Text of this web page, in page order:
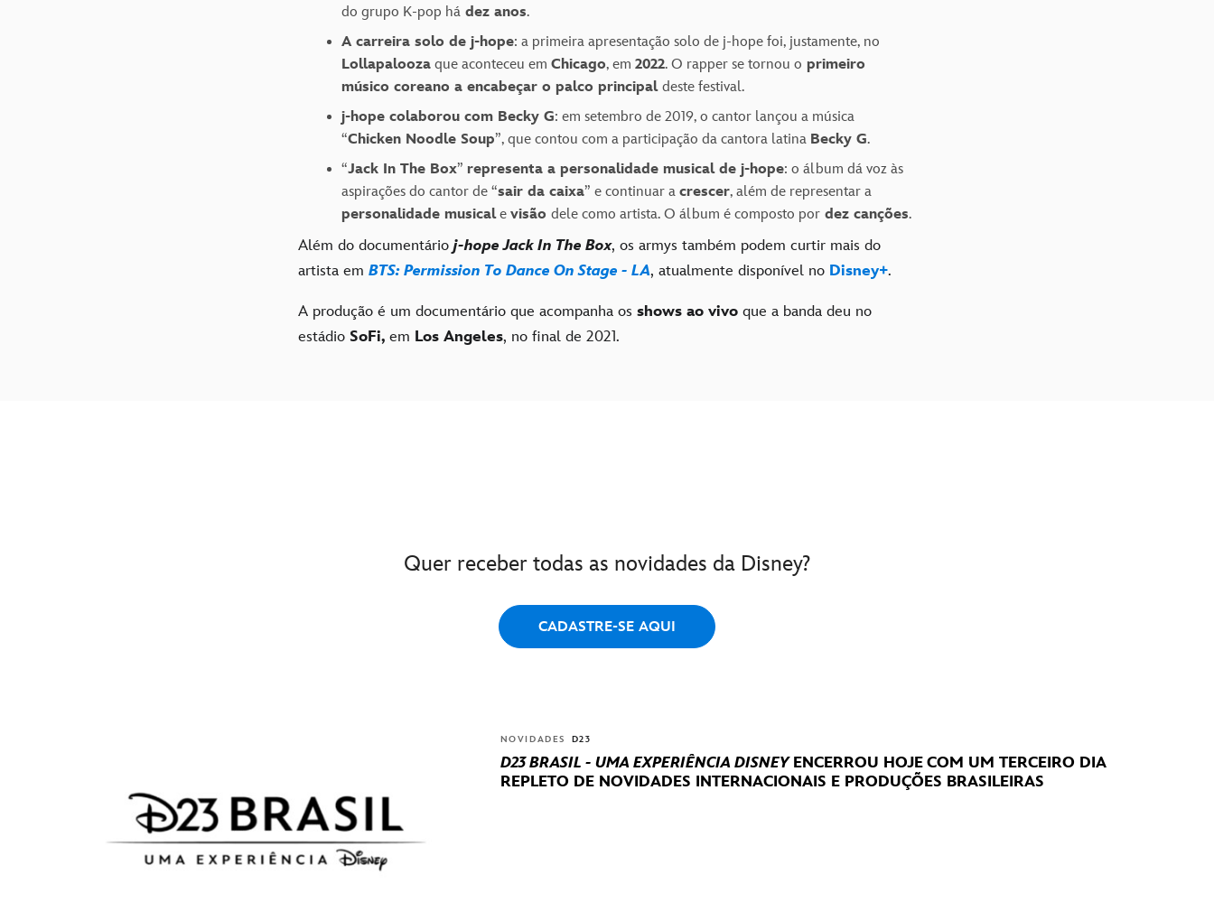
do grupo K-pop há dez anos.
A carreira solo de j-hope: a primeira apresentação solo de j-hope foi, justamente, no
Lollapalooza que aconteceu em Chicago, em 2022. O rapper se tornou o primeiro
músico coreano a encabeçar o palco principal deste festival.
j-hope colaborou com Becky G: em setembro de 2019, o cantor lançou a música
“Chicken Noodle Soup”, que contou com a participação da cantora latina Becky G.
“Jack In The Box” representa a personalidade musical de j-hope: o álbum dá voz às
aspirações do cantor de “sair da caixa” e continuar a crescer, além de representar a
personalidade musicale visão dele como artista. O álbum é composto por dez canções.
Além do documentárioj-hope Jack In The Box, os armys também podem curtir mais do
artista em BTS: Permission To Dance On Stage - LA, atualmente disponível no Disney+.
A produção é um documentário que acompanha os shows ao vivo que a banda deu no
estádio SoFi, em Los Angeles, no final de 2021.
Quer receber todas as novidades da Disney?
CADASTRE-SE AQUI
NOVIDADES D23
D23 BRASIL - UMA EXPERIÊNCIA DISNEYENCERROU HOJE COM UM TERCEIRO DIA
REPLETO DE NOVIDADES INTERNACIONAIS E PRODUÇÕES BRASILEIRAS